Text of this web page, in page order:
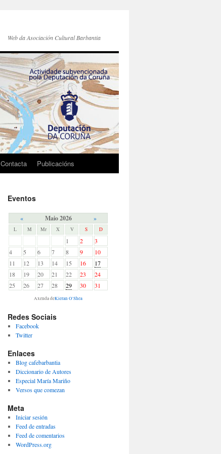
Web da Asociación Cultural Barbantia
Contacta Publicacións
Eventos
« Maio 2026 »
L M Mr X V S D
1 2
3
4
5 6 7 8 9
10
11
12 13 14 15 16
17
18
19 20 21 22 23
24
25
26 27 28 29 30 31
Axenda deKieran O'Shea
Redes Sociais
Facebook
Twitter
Enlaces
Blog cafebarbantia
Diccionario de Autores
Especial María Mariño
Versos que comezan
Meta
Iniciar sesión
Feed de entradas
Feed de comentarios
WordPress.org